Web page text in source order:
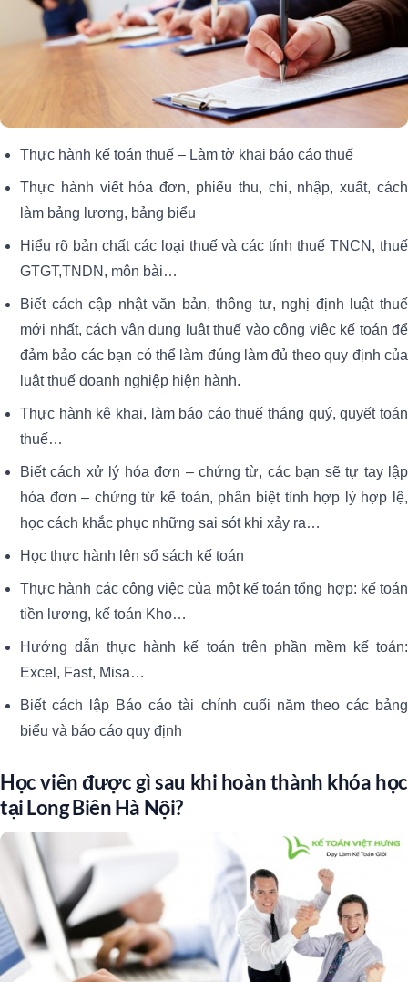
Thực hành kế toán thuế – Làm tờ khai báo cáo thuế
Thực hành viết hóa đơn, phiếu thu, chi, nhập, xuất, cách
làm bảng lương, bảng biểu
Hiểu rõ bản chất các loại thuế và các tính thuế TNCN, thuế
GTGT,TNDN, môn bài…
Biết cách cập nhật văn bản, thông tư, nghị định luật thuế
mới nhất, cách vận dụng luật thuế vào công việc kế toán để
đảm bảo các bạn có thể làm đúng làm đủ theo quy định của
luật thuế doanh nghiệp hiện hành.
Thực hành kê khai, làm báo cáo thuế tháng quý, quyết toán
thuế…
Biết cách xử lý hóa đơn – chứng từ, các bạn sẽ tự tay lập
hóa đơn – chứng từ kế toán, phân biệt tính hợp lý hợp lệ,
học cách khắc phục những sai sót khi xảy ra…
Học thực hành lên sổ sách kế toán
Thực hành các công việc của một kế toán tổng hợp: kế toán
tiền lương, kế toán Kho…
Hướng dẫn thực hành kế toán trên phần mềm kế toán:
Excel, Fast, Misa…
Biết cách lập Báo cáo tài chính cuối năm theo các bảng
biểu và báo cáo quy định
Học viên được gì sau khi hoàn thành khóa học
tại Long Biên Hà Nội?